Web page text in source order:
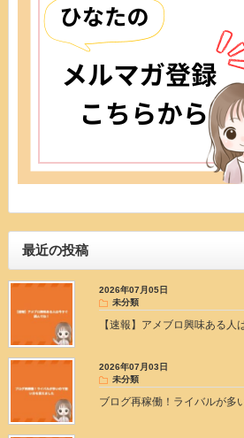
最近の投稿
2026年07月05日
未分類
【速報】アメブロ興味ある人
2026年07月03日
未分類
ブログ再稼働！ライバルが多